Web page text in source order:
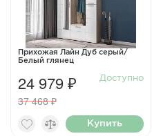
Прихожая Лайн Дуб серый/
Белый глянец
24 979 ₽
37 468 ₽
Доступно
Купить